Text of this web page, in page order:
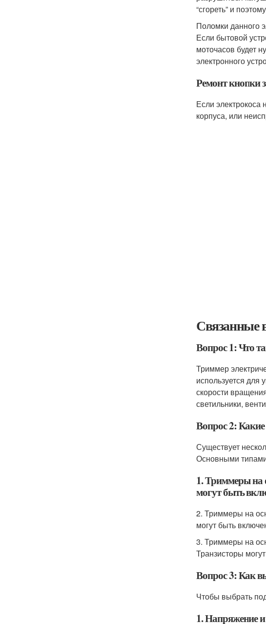
“сгореть” и
Поломки данного
Если бытовой
моточасов будет
электронного
Ремонт кнопки
Если электрокоса
корпуса, или
Связанные
Вопрос 1: Что
Триммер
используется для
скорости
светильники,
Вопрос 2:
Существует
Основными
1. Триммеры на
могут быть
2. Триммеры на
могут быть
3. Триммеры на
Транзисторы
Вопрос 3: Как
Чтобы выбрать
1. Напряжение